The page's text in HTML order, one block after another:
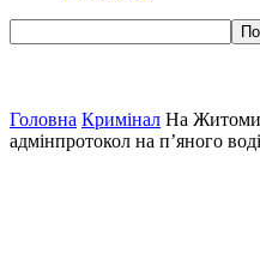
Головна Кримінал На
адмінпротокол на п’яного